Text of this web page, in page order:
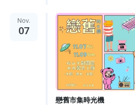
Nov.
07
戀舊市集時光機